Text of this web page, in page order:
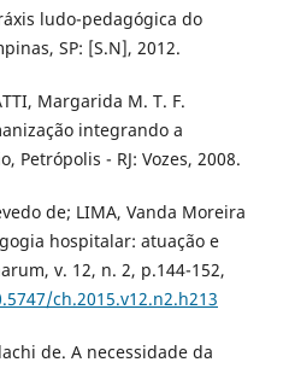
ludo-pedagógica do
SP: [S.N], 2012.
Margarida M. T. F.
integrando a
Petrópolis - RJ: Vozes, 2008.
de; LIMA, Vanda Moreira
hospitalar: atuação e
v. 12, n. 2, p.144-152,
ch.2015.v12.n2.h213
de. A necessidade da